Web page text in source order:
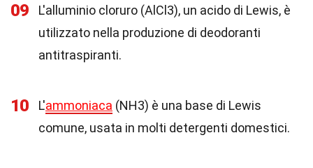
09
L'alluminio cloruro (AlCl3), un acido di Lewis, è
utilizzato nella produzione di deodoranti
antitraspiranti.
10 L'ammoniaca (NH3) è una base di Lewis
comune, usata in molti detergenti domestici.